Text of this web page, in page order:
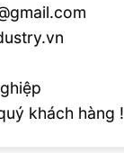
khách hàng !